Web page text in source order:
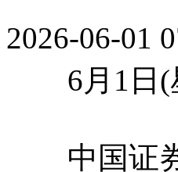
2026-06-01
6月1日(星
中国证